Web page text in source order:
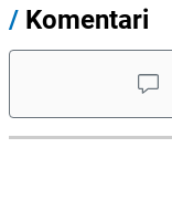
/ Komentari